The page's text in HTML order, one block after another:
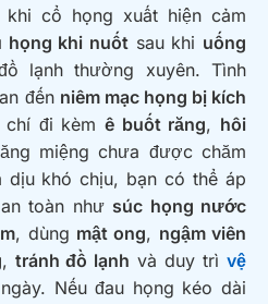
cổ họng xuất hiện cảm
họng khi nuốt sau khi uống
lạnh thường xuyên. Tình
đến niêm mạc họng bị kích
chí đi kèm ê buốt răng, hôi
miệng chưa được chăm
dịu khó chịu, bạn có thể áp
toàn như súc họng nước
, dùng mật ong, ngậm viên
, tránh đồ lạnh và duy trìvệ
Nếu đau họng kéo dài